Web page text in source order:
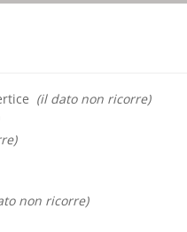
(il dato non ricorre)
non ricorre)